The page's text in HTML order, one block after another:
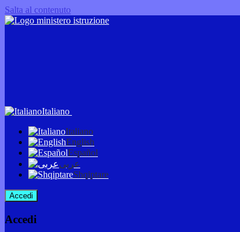
Salta al contenuto
Italiano
Italiano
English
Español
عربى
Shqiptare
Accedi
Accedi